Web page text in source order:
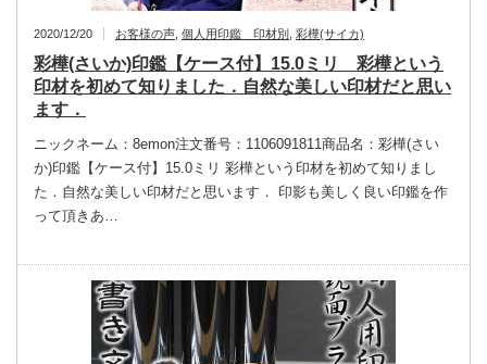
2020/12/20 お客様の声 個人用印鑑 印材別 彩樺(サイカ)
彩樺(さいか)印鑑【ケース付】15.0ミリ 彩樺という
印材を初めて知りました．自然な美しい印材だと思い
ます．
ニックネーム：8emon注文番号：1106091811商品名：彩樺(さい
か)印鑑【ケース付】15.0ミリ 彩樺という印材を初めて知りまし
た．自然な美しい印材だと思います． 印影も美しく良い印鑑を作
って頂きあ…